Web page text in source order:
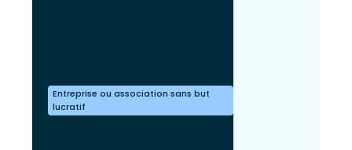
Entreprise ou association sans but
lucratif